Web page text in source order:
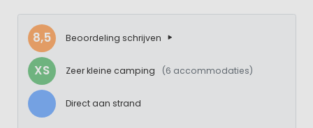
8,5 Beoordeling schrijven
XS Zeer kleine camping (6 accommodaties)
Direct aan strand